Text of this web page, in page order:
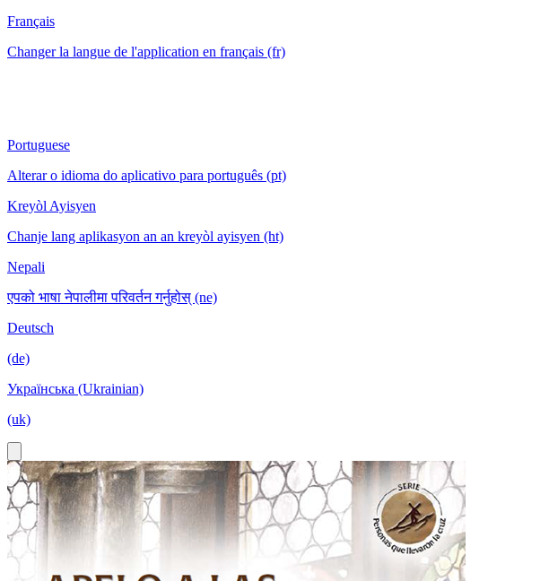
Français
Changer la langue de l'application en français (fr)
Portuguese
Alterar o idioma do aplicativo para português (pt)
Kreyòl Ayisyen
Chanje lang aplikasyon an an kreyòl ayisyen (ht)
Nepali
एपको भाषा नेपालीमा परिवर्तन गर्नुहोस् (ne)
Deutsch
(de)
Українська (Ukrainian)
(uk)